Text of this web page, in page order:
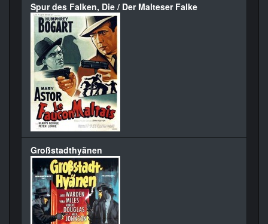
Spur des Falken, Die / Der Malteser Falke
Großstadthyänen